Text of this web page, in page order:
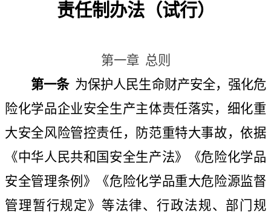
责任制办法（试行）
第一章 总则
第一条 为保护人民生命财产安全，强化危
险化学品企业安全生产主体责任落实，细化重
大安全风险管控责任，防范重特大事故，依据
《中华人民共和国安全生产法》《危险化学品
安全管理条例》《危险化学品重大危险源监督
管理暂行规定》等法律、行政法规、部门规